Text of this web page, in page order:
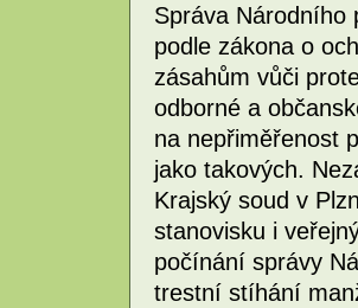
Správa Národního
podle zákona o
zásahům vůči
odborné a
na nepřiměřenost
jako takových.
Krajský soud v
stanovisku i
počínání správy
trestní stíhání